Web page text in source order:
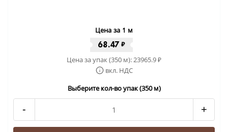
Цена за 1 м
68.47₽
Цена за упак (350 м):23965.9₽
вкл. НДС
Выберите кол-во упак (350 м)
- +